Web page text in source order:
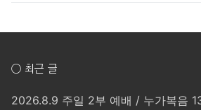
○ 최근 글
2026.8.9 주일 2부 예배 / 누가복음